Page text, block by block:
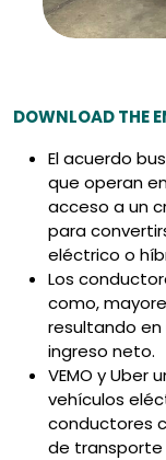
DOWNLOAD THE
El acuerdo
que operan
acceso a un
para
eléctrico o
Los
como,
resultando en
ingreso neto.
VEMO y Uber
vehículos
conductores
de transporte